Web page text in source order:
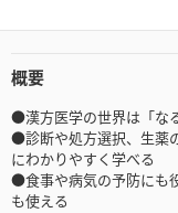
概要
●漢方医学の世界は「な
●診断や処方選択、生薬
にわかりやすく学べる
●食事や病気の予防にも
も使える